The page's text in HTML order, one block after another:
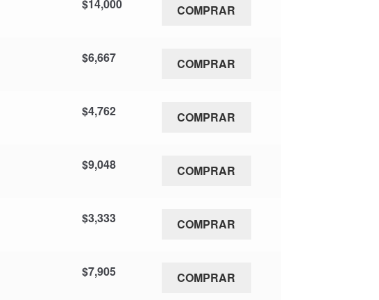
$14,000 COMPRAR
$6,667 COMPRAR
$4,762 COMPRAR
$9,048 COMPRAR
$3,333 COMPRAR
$7,905 COMPRAR